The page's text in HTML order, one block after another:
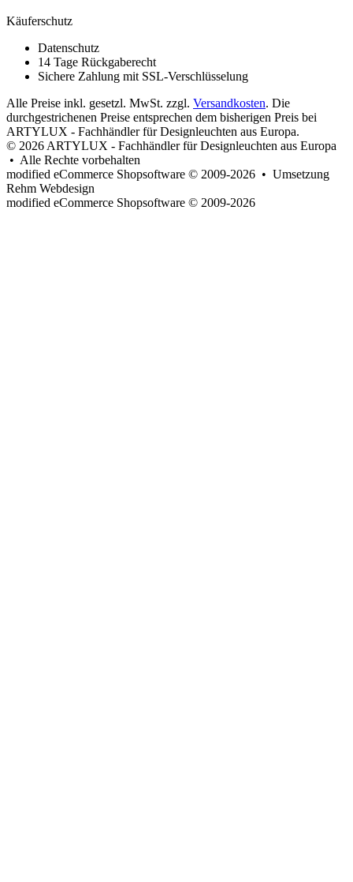
Käuferschutz
Datenschutz
14 Tage Rückgaberecht
Sichere Zahlung mit SSL-Verschlüsselung
Alle Preise inkl. gesetzl. MwSt. zzgl. Versandkosten. Die
durchgestrichenen Preise entsprechen dem bisherigen Preis bei
ARTYLUX - Fachhändler für Designleuchten aus Europa.
© 2026 ARTYLUX - Fachhändler für Designleuchten aus Europa
• Alle Rechte vorbehalten
modified eCommerce Shopsoftware © 2009-2026 • Umsetzung
Rehm Webdesign
modified eCommerce Shopsoftware © 2009-2026